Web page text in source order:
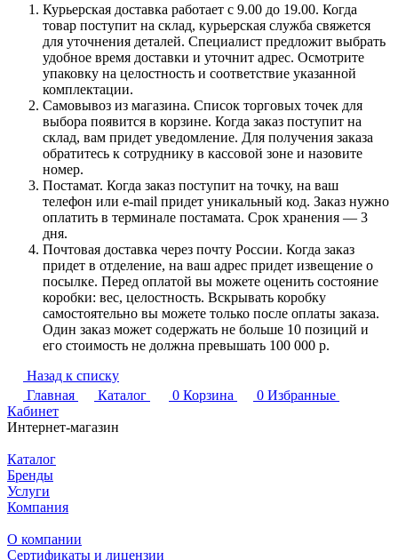
Курьерская доставка работает с 9.00 до 19.00. Когда
товар поступит на склад, курьерская служба свяжется
для уточнения деталей. Специалист предложит выбрать
удобное время доставки и уточнит адрес. Осмотрите
упаковку на целостность и соответствие указанной
комплектации.
Самовывоз из магазина. Список торговых точек для
выбора появится в корзине. Когда заказ поступит на
склад, вам придет уведомление. Для получения заказа
обратитесь к сотруднику в кассовой зоне и назовите
номер.
Постамат. Когда заказ поступит на точку, на ваш
телефон или e-mail придет уникальный код. Заказ нужно
оплатить в терминале постамата. Срок хранения — 3
дня.
Почтовая доставка через почту России. Когда заказ
придет в отделение, на ваш адрес придет извещение о
посылке. Перед оплатой вы можете оценить состояние
коробки: вес, целостность. Вскрывать коробку
самостоятельно вы можете только после оплаты заказа.
Один заказ может содержать не больше 10 позиций и
его стоимость не должна превышать 100 000 р.
Назад к списку
Главная
Каталог 0 Корзина 0 Избранные
Кабинет
Интернет-магазин
Каталог
Бренды
Услуги
Компания
О компании
Сертификаты и лицензии